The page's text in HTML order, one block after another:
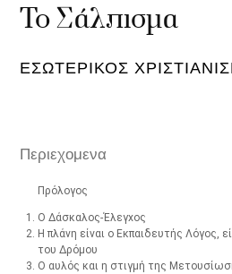
To Σάλπισμα
ΕΣΩΤΕΡΙΚΌΣ
Περιεχομενα
Πρόλογος
Ο Δάσκαλος-Έλεγχος
Η πλάνη είναι ο Εκπαιδευτής Λόγος,
του Δρόμου
Ο αυλός και η στιγμή της